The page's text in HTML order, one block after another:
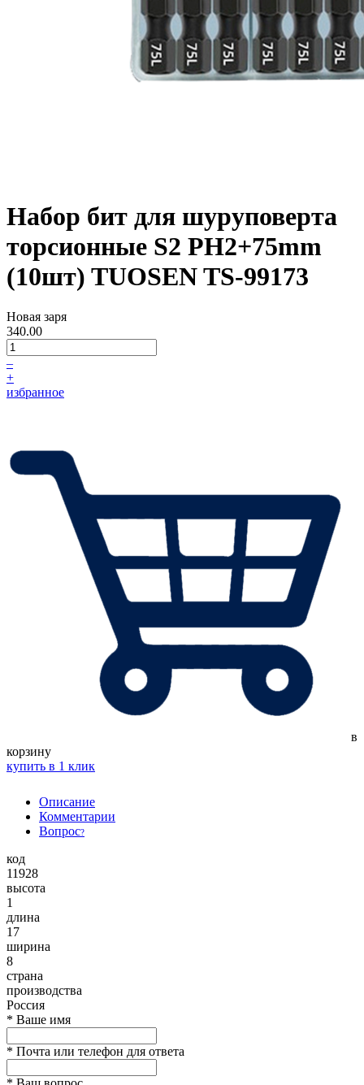
Набор бит для шуруповерта
торсионные S2 PH2+75mm
(10шт) TUOSEN TS-99173
Новая заря
340.00
–
+
избранное
в
корзину
купить в 1 клик
Описание
Комментарии
Вопрос?
код
11928
высота
1
длина
17
ширина
8
страна
производства
Россия
* Ваше имя
* Почта или телефон для ответа